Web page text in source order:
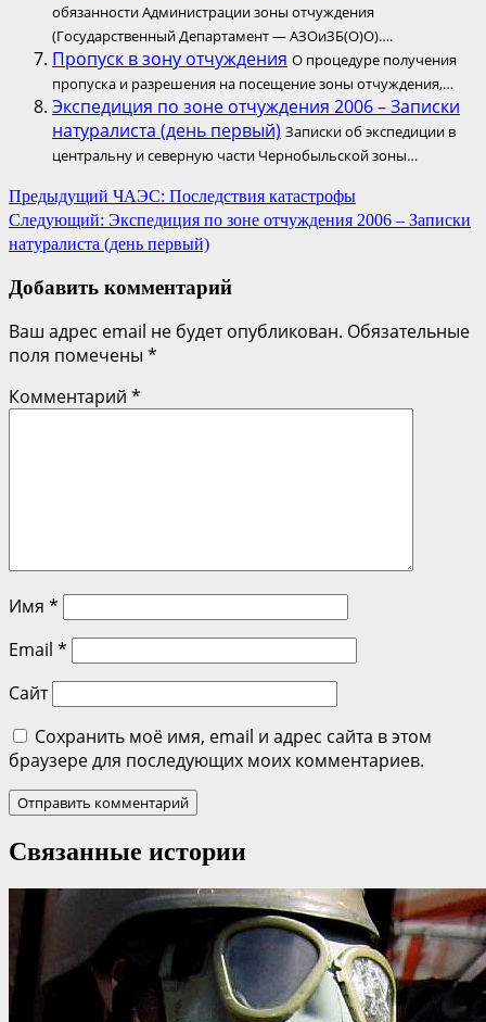
обязанности Администрации зоны отчуждения
(Государственный Департамент — АЗОиЗБ(О)О)….
Пропуск в зону отчуждения О процедуре получения
пропуска и разрешения на посещение зоны отчуждения,…
Экспедиция по зоне отчуждения 2006 – Записки
натуралиста (день первый) Записки об экспедиции в
центральну и северную части Чернобыльской зоны…
Навигация
по
записям
Предыдущий ЧАЭС: Последствия катастрофы
Следующий: Экспедиция по зоне отчуждения 2006 – Записки
натуралиста (день первый)
Добавить комментарий
Ваш адрес email не будет опубликован. Обязательные
поля помечены *
Комментарий *
Имя *
Email *
Сайт
Сохранить моё имя, email и адрес сайта в этом
браузере для последующих моих комментариев.
Связанные истории